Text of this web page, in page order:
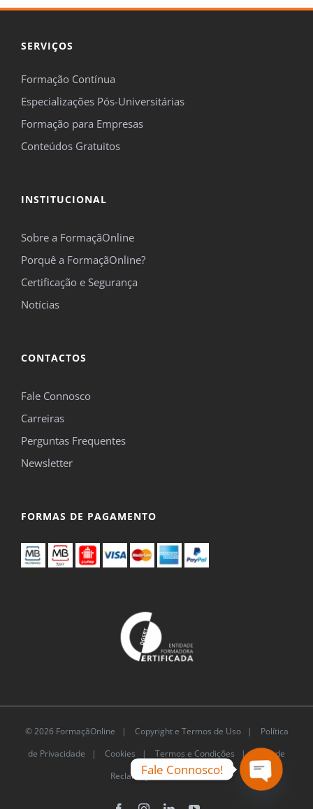
SERVIÇOS
Formação Contínua
Especializações Pós-Universitárias
Formação para Empresas
Conteúdos Gratuitos
INSTITUCIONAL
Sobre a FormaçãOnline
Porquê a FormaçãOnline?
Certificação e Segurança
Notícias
CONTACTOS
Fale Connosco
Carreiras
Perguntas Frequentes
Newsletter
FORMAS DE PAGAMENTO
© 2026 FormaçãOnline | Copyright e Termos de Uso|
Política
de Privacidade | Cookies | Termos e Condições |Livro de
Reclamações Eletrónico
Fale Connosco!